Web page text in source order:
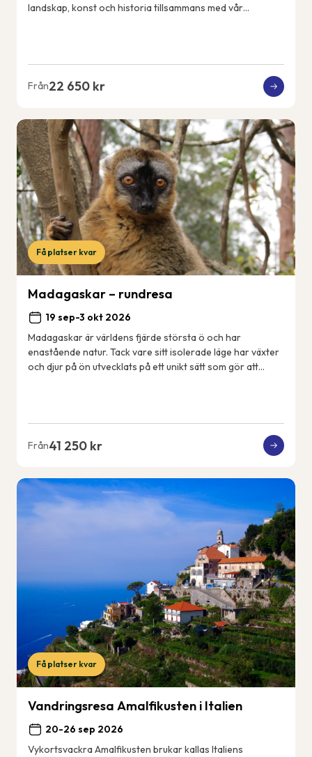
landskap, konst och historia tillsammans med vår
Från22 650 kr
Få platser kvar
Madagaskar – rundresa
19 sep-3 okt 2026
Madagaskar är världens fjärde största ö och har
enastående natur. Tack vare sitt isolerade läge har växter
och djur på ön utvecklats på ett unikt sätt som gör att
Från41 250 kr
Få platser kvar
Vandringsresa Amalfikusten i Italien
20-26 sep 2026
Vykortsvackra Amalfikusten brukar kallas Italiens